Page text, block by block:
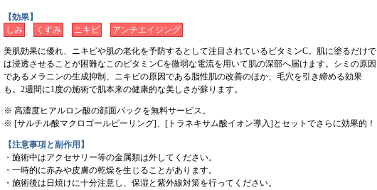
【効果】
しみ
くすみ ニキビ アンチエイジング
美肌効果に優れ、ニキビや肌の老化を予防するとして注目されているビタミンC。肌に塗るだけで
は浸透させることが困難なこのビタミンCを微弱な電流を用いて肌の深部へ届けます。シミの原因
であるメラニンの生成抑制、ニキビの原因である脂性肌の改善のほか、毛穴を引き締める効果
も。2週間に1度の施術で肌本来の健康的な美しさが蘇ります。
※ 高濃度ヒアルロン酸の顔面パックを無料サービス。
※ [サルチル酸マクロゴールピーリング]、[トラネキサム酸イオン導入]とセットでさらに効果的！
【注意事項と副作用】
・施術中はアクセサリー等の金属類は外してください。
・一時的に赤みや皮膚の乾燥を生じることがあります。
・施術後は日焼けに十分注意し、保湿と紫外線対策を行ってください。